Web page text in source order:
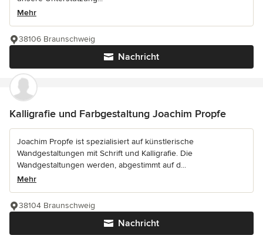
Mehr
Nachricht
38106 Braunschweig
Kalligrafie und Farbgestaltung Joachim Propfe
Joachim Propfe ist spezialisiert auf künstlerische
Wandgestaltungen mit Schrift und Kalligrafie. Die
Wandgestaltungen werden, abgestimmt auf d...
Mehr
Nachricht
38104 Braunschweig